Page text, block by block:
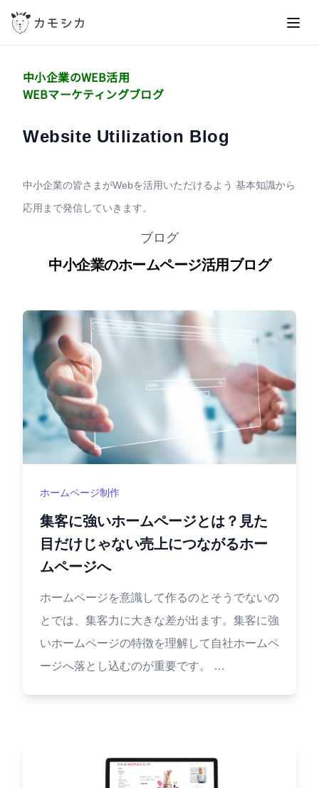
中小企業のWEB活用
WEBマーケティングブログ
Website Utilization Blog
中小企業の皆さまがWebを活用いただけるよう 基本知識から
応用まで発信していきます。
ブログ
中小企業のホームページ活用ブログ
ホームページ制作
集客に強いホームページとは？見た
目だけじゃない売上につながるホー
ムページへ
ホームページを意識して作るのとそうでないの
とでは、集客力に大きな差が出ます。集客に強
いホームページの特徴を理解して自社ホームペ
ージへ落とし込むのが重要です。 …